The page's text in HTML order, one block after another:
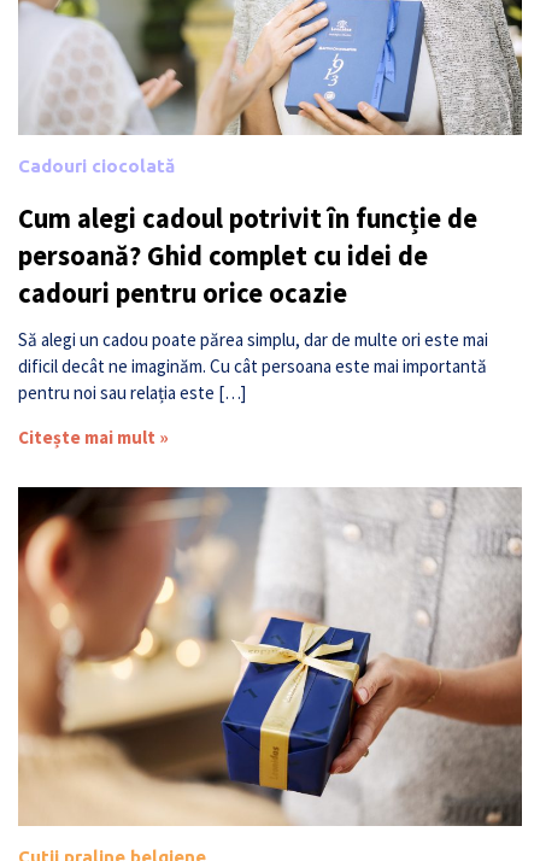
Cadouri ciocolată
Cum alegi cadoul potrivit în funcție de
persoană? Ghid complet cu idei de
cadouri pentru orice ocazie
Să alegi un cadou poate părea simplu, dar de multe ori este mai
dificil decât ne imaginăm. Cu cât persoana este mai importantă
pentru noi sau relația este […]
Citește mai mult »
Cutii praline belgiene